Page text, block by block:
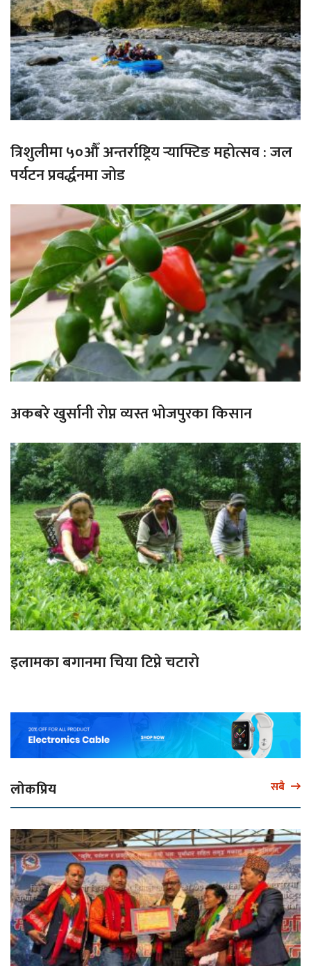
त्रिशुलीमा ५०औँ अन्तर्राष्ट्रिय र्‍याफ्टिङ महोत्सव : जल
पर्यटन प्रवर्द्धनमा जोड
अकबरे खुर्सानी रोप्न व्यस्त भोजपुरका किसान
इलामका बगानमा चिया टिप्ने चटारो
लोकप्रिय सबै